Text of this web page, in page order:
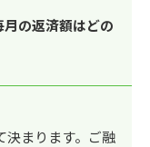
月の返済額はどの
決まります。ご融